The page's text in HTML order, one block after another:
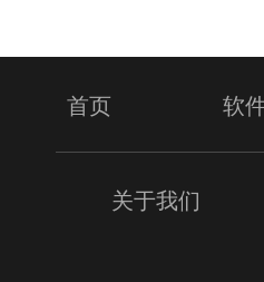
首页 软
关于我们